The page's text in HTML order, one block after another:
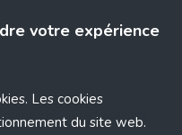
votre expérience
Les cookies
du site web.
has occurred (see the